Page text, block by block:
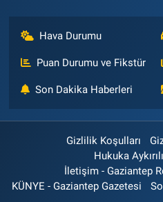
Hava Durumu
Puan Durumu ve Fikstür
Son Dakika Haberleri
Gizlilik Koşulları
Hukuka
İletişim - Gaziantep
KÜNYE - Gaziantep Gazetesi